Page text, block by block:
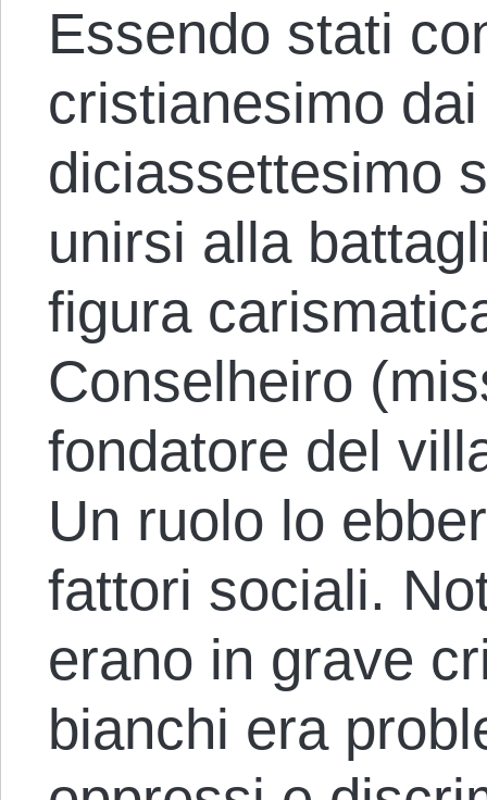
Essendo stati
cristianesimo
diciassettesimo
unirsi alla
figura
Conselheiro
fondatore del
Un ruolo lo
fattori sociali.
erano in grave
bianchi era